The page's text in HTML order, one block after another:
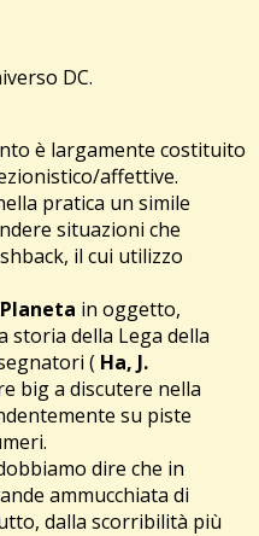
DC.
è largamente costituito
affettive.
pratica un simile
situazioni che
il cui utilizzo
Planeta in oggetto,
della Lega della
( Ha, J.
big a discutere nella
su piste
dire che in
ammucchiata di
dalla scorribilità più